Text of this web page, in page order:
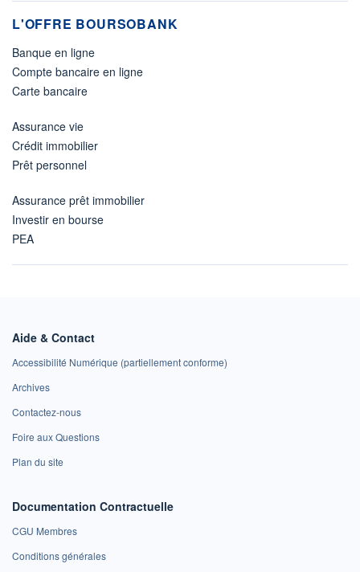
L'OFFRE BOURSOBANK
Banque en ligne
Compte bancaire en ligne
Carte bancaire
Assurance vie
Crédit immobilier
Prêt personnel
Assurance prêt immobilier
Investir en bourse
PEA
Aide & Contact
Accessibilité Numérique (partiellement conforme)
Archives
Contactez-nous
Foire aux Questions
Plan du site
Documentation Contractuelle
CGU Membres
Conditions générales